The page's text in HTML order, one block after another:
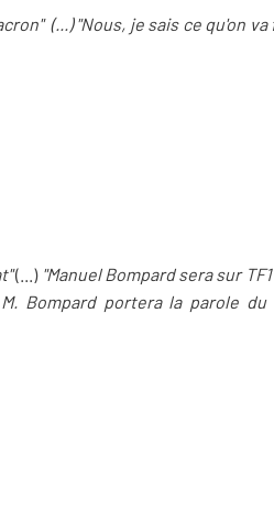
(...) "Nous, je sais ce qu'on
(...)"Manuel Bompard sera sur
Bompard portera la parole